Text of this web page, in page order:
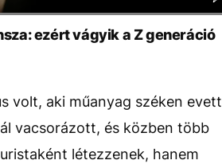
ezért vágyik a Z generáció
volt, aki műanyag széken evett
vacsorázott, és közben több
létezzenek, hanem